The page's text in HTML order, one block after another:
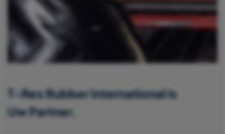
T-Rex Rubber International is
Uw Partner.